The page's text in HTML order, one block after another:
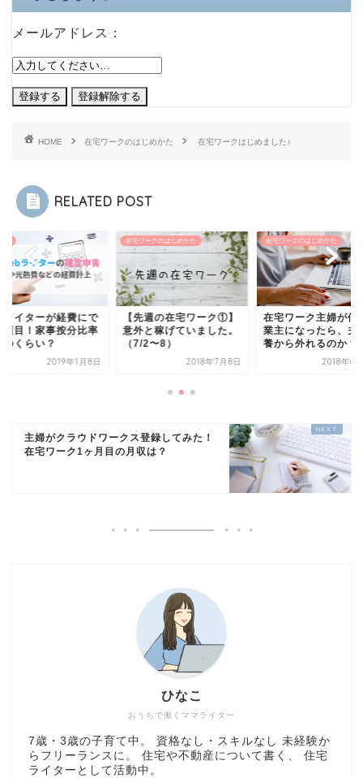
メールアドレス：
HOME 在宅ワークのはじめかた 在宅ワークはじめました♪
RELATED POST
ライターが経費にで
項目！家事按分比率
のくらい？
2019年1月8日
在宅ワークのはじめかた
【先週の在宅ワーク①】
意外と稼げていました。
（7/2〜8）
2018年7月8日
在宅ワークのはじめかた
在宅ワーク主婦が個
業主になったら、夫
養から外れるのか？
2018年6
主婦がクラウドワークス登録してみた！
在宅ワーク1ヶ月目の月収は？
おうちで働くママライター
ひなこ
7歳・3歳の子育て中。 資格なし・スキルなし 未経験か
らフリーランスに。 住宅や不動産について書く、 住宅
ライターとして活動中。